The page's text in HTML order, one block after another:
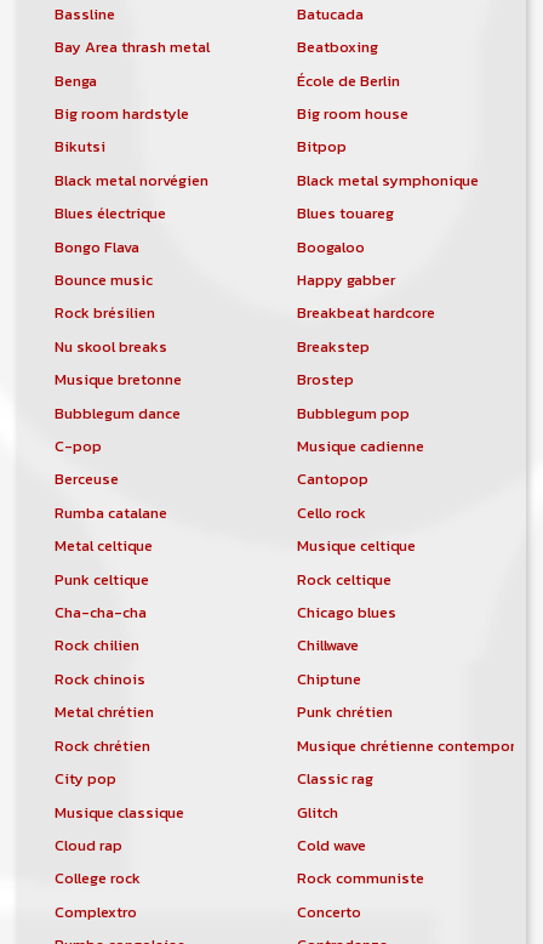
Bassline
Batucada
Bay Area thrash metal
Beatboxing
Benga
École de Berlin
Big room hardstyle
Big room house
Bikutsi
Bitpop
Black metal norvégien
Black metal symphonique
Blues électrique
Blues touareg
Bongo Flava
Boogaloo
Bounce music
Happy gabber
Rock brésilien
Breakbeat hardcore
Nu skool breaks
Breakstep
Musique bretonne
Brostep
Bubblegum dance
Bubblegum pop
C-pop
Musique cadienne
Berceuse
Cantopop
Rumba catalane
Cello rock
Metal celtique
Musique celtique
Punk celtique
Rock celtique
Cha-cha-cha
Chicago blues
Rock chilien
Chillwave
Rock chinois
Chiptune
Metal chrétien
Punk chrétien
Rock chrétien
Musique chrétienne
City pop
Classic rag
Musique classique
Glitch
Cloud rap
Cold wave
College rock
Rock communiste
Complextro
Concerto